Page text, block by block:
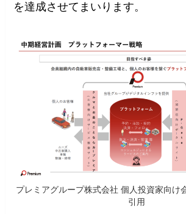
を達成させてまいります。
プレミアグループ株式会社 個人投資家向
引用